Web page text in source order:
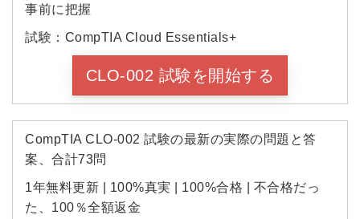
事前に把握
試験：CompTIA Cloud Essentials+
CLO-002 試験を開始する
CompTIA CLO-002 試験の最新の実際の問題と答
案、合計73問
1年無料更新 | 100%真実 | 100%合格 | 不合格だっ
た、100％全額返金